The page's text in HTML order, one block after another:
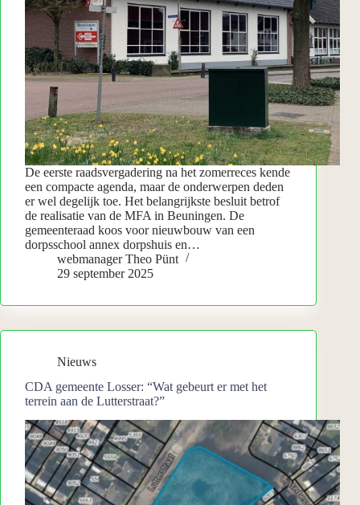
De eerste raadsvergadering na het zomerreces kende
een compacte agenda, maar de onderwerpen deden
er wel degelijk toe. Het belangrijkste besluit betrof
de realisatie van de MFA in Beuningen. De
gemeenteraad koos voor nieuwbouw van een
dorpsschool annex dorpshuis en…
webmanager Theo Pünt
29 september 2025
Nieuws
CDA gemeente Losser: “Wat gebeurt er met het
terrein aan de Lutterstraat?”